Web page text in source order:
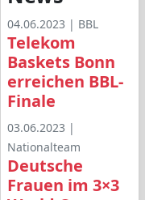
04.06.2023 | BBL
Telekom
Baskets Bonn
erreichen BBL-
Finale
03.06.2023 |
Nationalteam
Deutsche
Frauen im 3×3